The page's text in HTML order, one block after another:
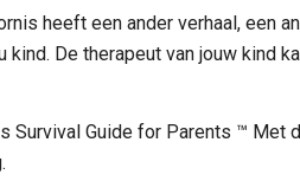
heeft een ander verhaal, een
De therapeut van jouw kind
Survival Guide for Parents ™ Met